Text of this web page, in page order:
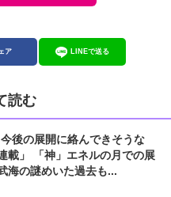
ア LINEで送る
読む
今後の展開に絡んできそうな
載」 「神」エネルの月での展
海の謎めいた過去も...